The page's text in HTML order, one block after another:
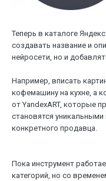
Теперь в каталоге
создавать название и
нейросети, но и
Например, вписать
кофемашину на кухне, а
от YandexART, которые
становятся
конкретного продавца.
Пока инструмент
категорий, но со